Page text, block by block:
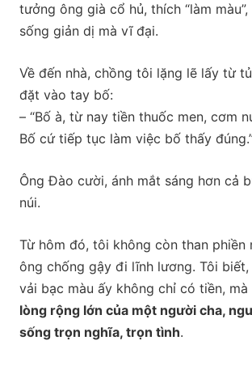
tưởng ông già cổ hủ, thích “làm
sống giản dị mà vĩ đại.
Về đến nhà, chồng tôi lặng lẽ lấy từ
đặt vào tay bố:
– “Bố à, từ nay tiền thuốc men, cơm
Bố cứ tiếp tục làm việc bố thấy
Ông Đào cười, ánh mắt sáng hơn cả
núi.
Từ hôm đó, tôi không còn than phiền
ông chống gậy đi lĩnh lương. Tôi
vải bạc màu ấy không chỉ có tiền,
lòng rộng lớn của một người cha,
sống trọn nghĩa, trọn tình.